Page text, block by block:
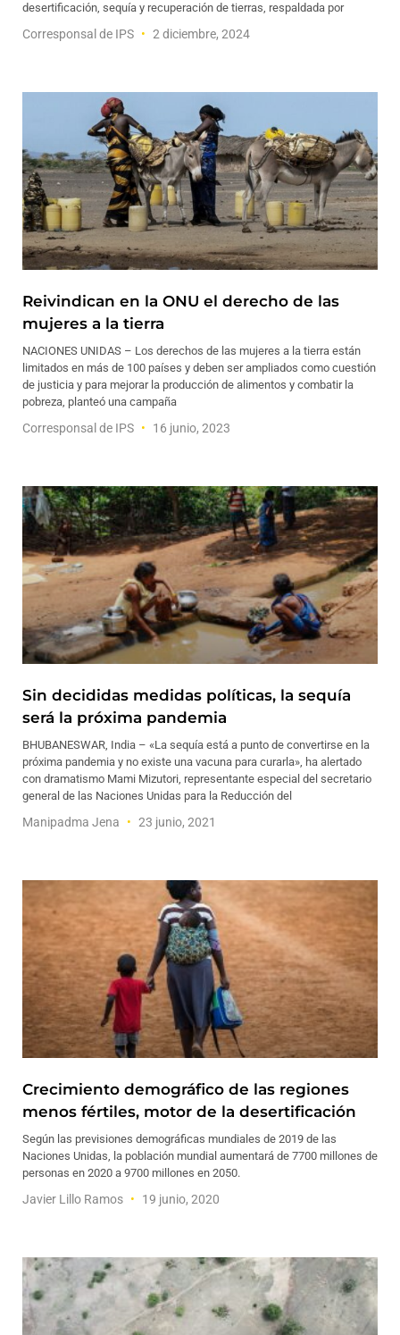
desertificación, sequía y recuperación de tierras, respaldada por
Corresponsal de IPS 2 diciembre, 2024
Reivindican en la ONU el derecho de las
mujeres a la tierra
NACIONES UNIDAS – Los derechos de las mujeres a la tierra están
limitados en más de 100 países y deben ser ampliados como cuestión
de justicia y para mejorar la producción de alimentos y combatir la
pobreza, planteó una campaña
Corresponsal de IPS 16 junio, 2023
Sin decididas medidas políticas, la sequía
será la próxima pandemia
BHUBANESWAR, India – «La sequía está a punto de convertirse en la
próxima pandemia y no existe una vacuna para curarla», ha alertado
con dramatismo Mami Mizutori, representante especial del secretario
general de las Naciones Unidas para la Reducción del
Manipadma Jena 23 junio, 2021
Crecimiento demográfico de las regiones
menos fértiles, motor de la desertificación
Según las previsiones demográficas mundiales de 2019 de las
Naciones Unidas, la población mundial aumentará de 7700 millones de
personas en 2020 a 9700 millones en 2050.
Javier Lillo Ramos 19 junio, 2020